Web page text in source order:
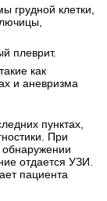
грудной клетки,
плеврит.
как
и аневризма
пунктах,
При
обнаружении
отдается УЗИ.
пациента